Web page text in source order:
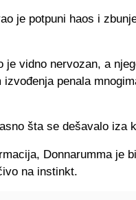
je potpuni haos i
je vidno nervozan, a
izvođenja penala
šta se dešavalo iza
Donnarumma je
na instinkt.